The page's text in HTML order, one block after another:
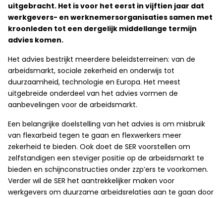
uitgebracht. Het is voor het eerst in vijftien jaar dat
werkgevers- en werknemersorganisaties samen met
kroonleden tot een dergelijk middellange termijn
advies komen.
Het advies bestrijkt meerdere beleidsterreinen: van de
arbeidsmarkt, sociale zekerheid en onderwijs tot
duurzaamheid, technologie en Europa. Het meest
uitgebreide onderdeel van het advies vormen de
aanbevelingen voor de arbeidsmarkt.
Een belangrijke doelstelling van het advies is om misbruik
van flexarbeid tegen te gaan en flexwerkers meer
zekerheid te bieden. Ook doet de SER voorstellen om
zelfstandigen een steviger positie op de arbeidsmarkt te
bieden en schijnconstructies onder zzp’ers te voorkomen.
Verder wil de SER het aantrekkelijker maken voor
werkgevers om duurzame arbeidsrelaties aan te gaan door